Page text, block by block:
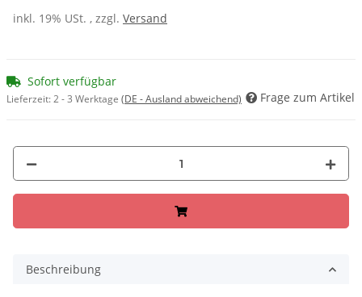
inkl. 19% USt. , zzgl. Versand
Sofort verfügbar
Lieferzeit:2 - 3 Werktage (DE - Ausland abweichend) Frage zum Artikel
Beschreibung